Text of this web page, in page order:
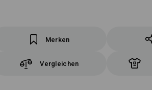
Merken
Vergleichen